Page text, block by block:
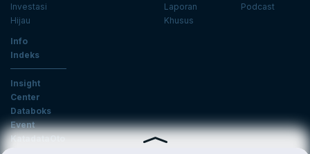
Investasi
Hijau
Laporan
Khusus
Podcast
Info
Indeks
Insight
Center
Databoks
Event
KatadataOto